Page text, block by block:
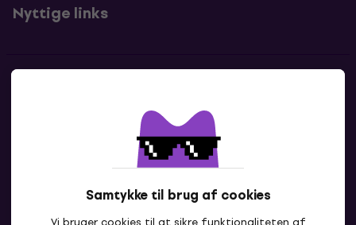
Samtykke til brug af cookies
Nyttige links
Kontakt os